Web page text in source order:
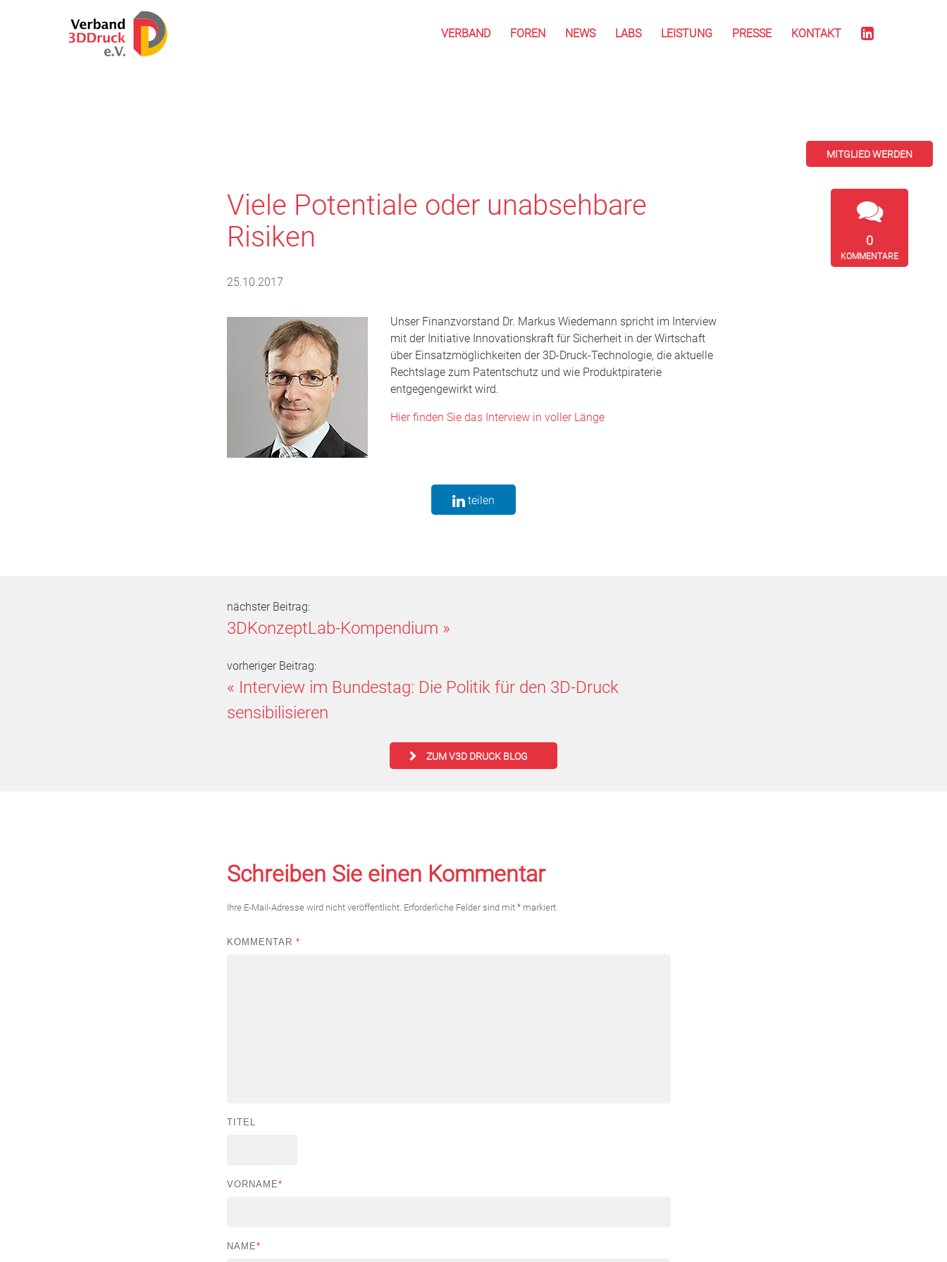
VERBAND FOREN NEWS LABS LEISTUNG PRESSE KONTAKT
Viele Potentiale oder unabsehbare
Risiken
25.10.2017
Unser Finanzvorstand Dr. Markus Wiedemann spricht im Interview
mit der Initiative Innovationskraft für Sicherheit in der Wirtschaft
über Einsatzmöglichkeiten der 3D-Druck-Technologie, die aktuelle
Rechtslage zum Patentschutz und wie Produktpiraterie
entgegengewirkt wird.
Hier finden Sie das Interview in voller Länge
teilen
nächster Beitrag:
3DKonzeptLab-Kompendium »
vorheriger Beitrag:
« Interview im Bundestag: Die Politik für den 3D-Druck
sensibilisieren
ZUM V3D DRUCK BLOG
Schreiben Sie einen Kommentar
Ihre E-Mail-Adresse wird nicht veröffentlicht. Erforderliche Felder sind mit * markiert
KOMMENTAR *
TITEL
VORNAME*
NAME*
MITGLIED WERDEN
0
KOMMENTARE